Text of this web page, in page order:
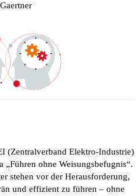
(Zentralverband Elektro-Industrie)
ohne Weisungsbefugnis“.
stehen vor der Herausforderung,
und effizient zu führen – ohne